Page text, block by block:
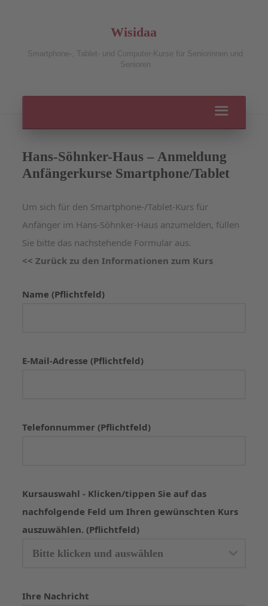
Wisidaa
Smartphone-, Tablet- und Computer-Kurse für Seniorinnen und
Senioren
Hans-Söhnker-Haus – Anmeldung
Anfängerkurse Smartphone/Tablet
Um sich für den Smartphone-/Tablet-Kurs für
Anfänger im Hans-Söhnker-Haus anzumelden, füllen
Sie bitte das nachstehende Formular aus.
<< Zurück zu den Informationen zum Kurs
Name (Pflichtfeld)
E-Mail-Adresse (Pflichtfeld)
Telefonnummer (Pflichtfeld)
Kursauswahl - Klicken/tippen Sie auf das
nachfolgende Feld um Ihren gewünschten Kurs
auszuwählen. (Pflichtfeld)
Ihre Nachricht